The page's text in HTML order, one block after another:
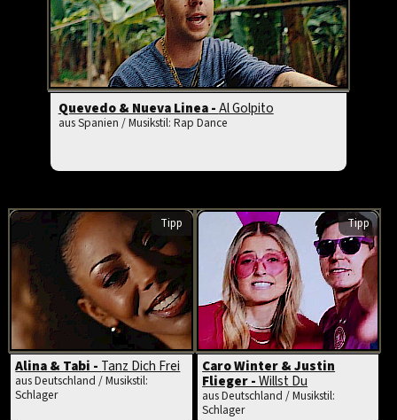
Quevedo & Nueva Linea -Al Golpito
aus Spanien / Musikstil: Rap Dance
Tipp
Alina & Tabi -Tanz Dich Frei
aus Deutschland / Musikstil:
Schlager
Tipp
Caro Winter & Justin
Flieger -Willst Du
aus Deutschland / Musikstil:
Schlager